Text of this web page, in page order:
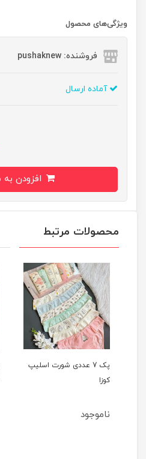
ویژگی‌های محصول
فروشنده: pushaknew
آماده ارسال
محصولات مرتبط
پک 7 عددی شورت اسلیپ
کوزا
ناموجود